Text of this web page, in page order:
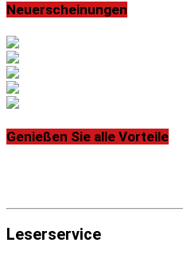
Neuerscheinungen
Genießen Sie alle Vorteile
Leserservice